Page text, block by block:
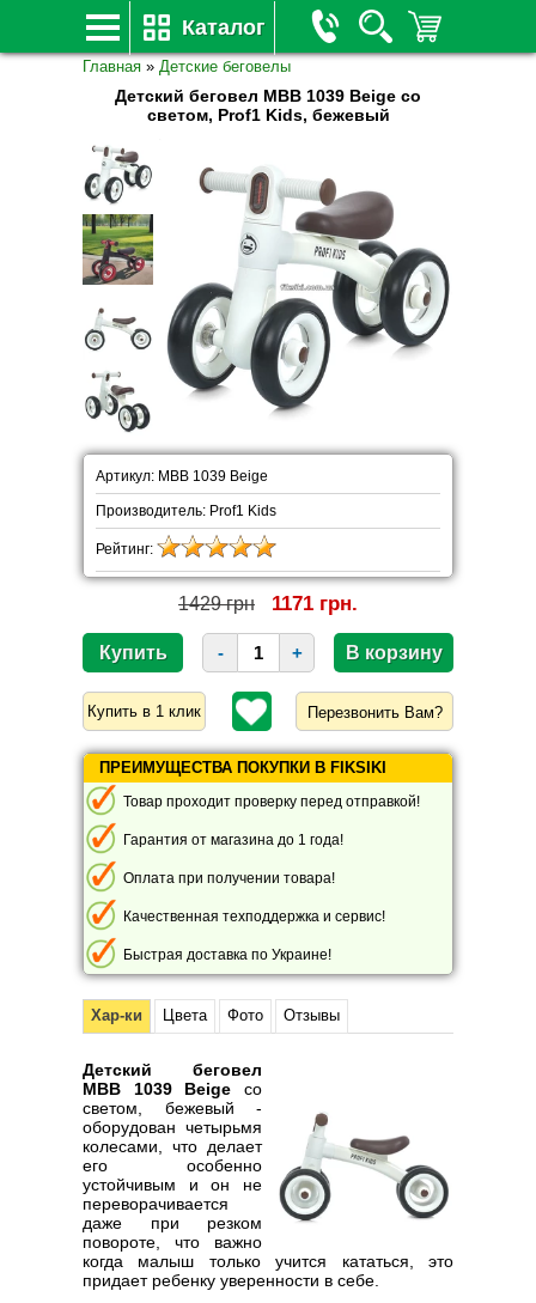
Каталог
Главная » Детские беговелы
Детский беговел MBB 1039 Beige со
светом, Prof1 Kids, бежевый
Артикул: MBB 1039 Beige
Производитель: Prof1 Kids
Рейтинг:
1429 грн 1171 грн.
- +
Перезвонить Вам?
ПРЕИМУЩЕСТВА ПОКУПКИ В FIKSIKI
Товар проходит проверку перед отправкой!
Гарантия от магазина до 1 года!
Оплата при получении товара!
Качественная техподдержка и сервис!
Быстрая доставка по Украине!
Хар-ки Цвета Фото Отзывы
Детский беговел
MBB 1039 Beige со
светом, бежевый -
оборудован четырьмя
колесами, что делает
его особенно
устойчивым и он не
переворачивается
даже при резком
повороте, что важно
когда малыш только учится кататься, это
придает ребенку уверенности в себе.